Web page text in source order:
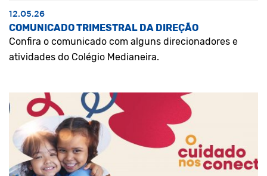
12.05.26
COMUNICADO TRIMESTRAL DA DIREÇÃO
Confira o comunicado com alguns direcionadores e
atividades do Colégio Medianeira.